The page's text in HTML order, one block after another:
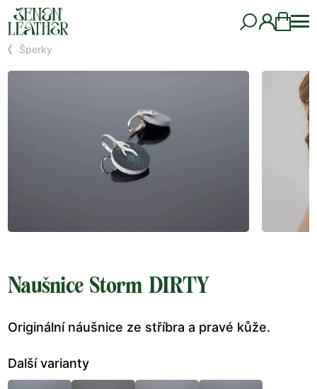
Šperky
Naušnice Storm DIRTY
Originální náušnice ze stříbra a pravé kůže.
Další varianty